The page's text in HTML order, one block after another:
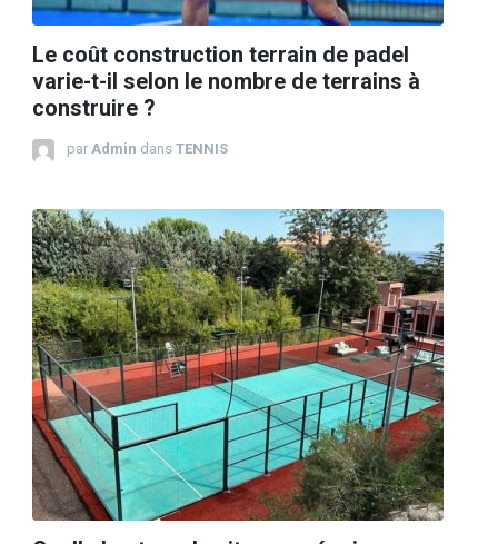
Le coût construction terrain de padel
varie-t-il selon le nombre de terrains à
construire ?
par Admin dans TENNIS